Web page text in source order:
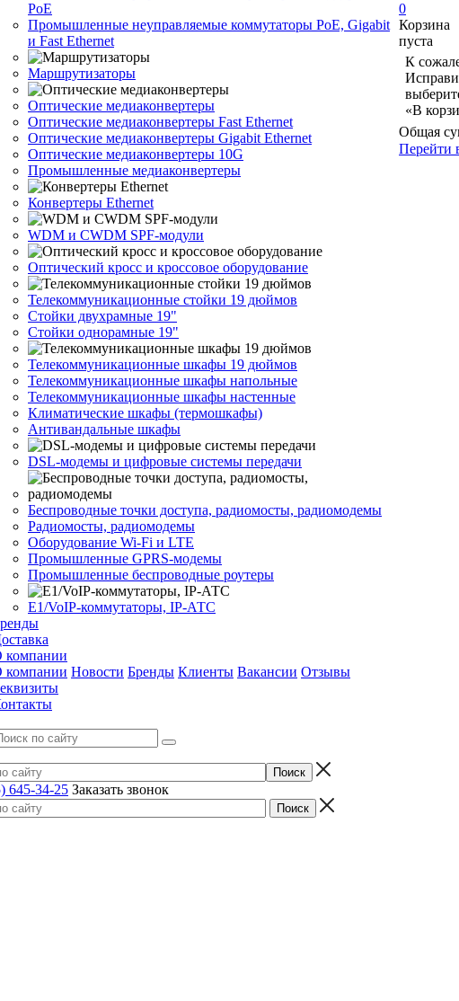
PoE
Промышленные неуправляемые коммутаторы PoE, Gigabit
и Fast Ethernet
Маршрутизаторы
Оптические медиаконвертеры
Оптические медиаконвертеры Fast Ethernet
Оптические медиаконвертеры Gigabit Ethernet
Оптические медиаконвертеры 10G
Промышленные медиаконвертеры
Конвертеры Ethernet
WDM и CWDM SPF-модули
Оптический кросс и кроссовое оборудование
Телекоммуникационные стойки 19 дюймов
Стойки двухрамные 19"
Стойки однорамные 19"
Телекоммуникационные шкафы 19 дюймов
Телекоммуникационные шкафы напольные
Телекоммуникационные шкафы настенные
Климатические шкафы (термошкафы)
Антивандальные шкафы
DSL-модемы и цифровые системы передачи
Беспроводные точки доступа, радиомосты, радиомодемы
Радиомосты, радиомодемы
Оборудование Wi-Fi и LTE
Промышленные GPRS-модемы
Промышленные беспроводные роутеры
Е1/VoIP-коммутаторы, IP-АТС
компании
компании Новости Бренды Клиенты Вакансии Отзывы
645-34-25 Заказать звонок
0
Корзина
пуста
К
«В
Общая
Перейти